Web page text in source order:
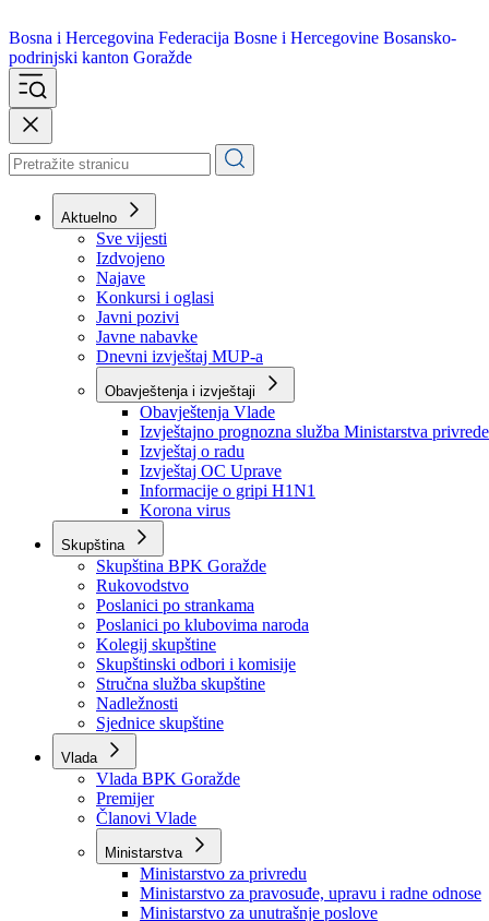
Bosna i Hercegovina
podrinjski kanton Goražde
Aktuelno
Sve vijesti
Izdvojeno
Najave
Konkursi i oglasi
Javni pozivi
Javne nabavke
Dnevni izvještaj MUP-a
Obavještenja i izvještaji
Obavještenja Vlade
Izvještajno prognozna služba Ministarstva privrede
Izvještaj o radu
Izvještaj OC Uprave
Informacije o gripi H1N1
Korona virus
Skupština
Skupština BPK Goražde
Rukovodstvo
Poslanici po strankama
Poslanici po klubovima naroda
Kolegij skupštine
Skupštinski odbori i komisije
Stručna služba skupštine
Nadležnosti
Sjednice skupštine
Vlada
Vlada BPK Goražde
Premijer
Članovi Vlade
Ministarstva